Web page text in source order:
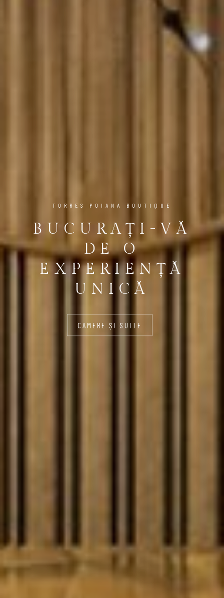
TORRES POIANA BOUTIQUE
BUCURAȚI-VĂ
DE O
EXPERIENȚĂ
UNICĂ
CAMERE ȘI SUITE